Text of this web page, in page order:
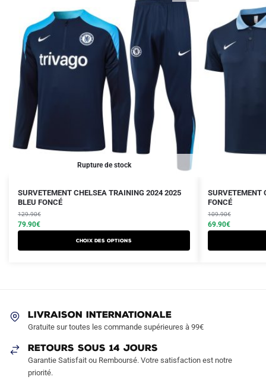
Rupture de stock
SURVETEMENT CHELSEA TRAINING 2024 2025
BLEU FONCÉ
129.90€
Le
prix
initial
était :
79.90€
Le
prix
actuel
est :
Choix des options
Ce
produit
a
plusieurs
variations.
choisies
la
page
SURVETEMENT
FONCÉ
109.90€
Le
prix
initial
était :
69.90€
Le
prix
actuel
est :
Ce
produit
a
plusieurs
variations.
page
LIVRAISON INTERNATIONALE
Gratuite sur toutes les commande supérieures à 99€
RETOURS SOUS 14 JOURS
Garantie Satisfait ou Remboursé. Votre satisfaction est notre
priorité.